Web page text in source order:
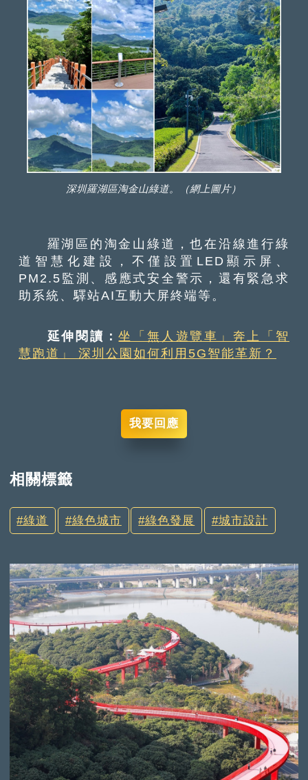
深圳羅湖區淘金山綠道。（網上圖片）
羅湖區的淘金山綠道，也在沿線進行綠
道智慧化建設，不僅設置LED顯示屏、
PM2.5監測、感應式安全警示，還有緊急求
助系統、驛站AI互動大屏終端等。
延伸閱讀：坐「無人遊覽車」奔上「智
慧跑道」 深圳公園如何利用5G智能革新？
我要回應
相關標籤
綠道 綠色城市 綠色發展 城市設計